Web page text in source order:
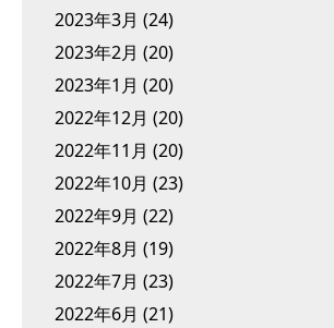
2023年3月 (24)
2023年2月 (20)
2023年1月 (20)
2022年12月 (20)
2022年11月 (20)
2022年10月 (23)
2022年9月 (22)
2022年8月 (19)
2022年7月 (23)
2022年6月 (21)